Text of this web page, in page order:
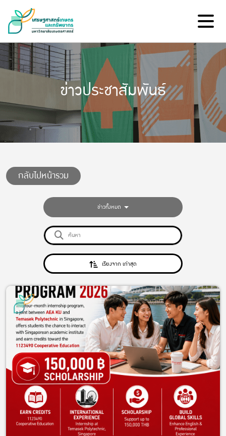
ข่าวประชาสัมพันธ์
กลับไปหน้ารวม
ข่าวทั้งหมด
เรียงจาก เก่าสุด